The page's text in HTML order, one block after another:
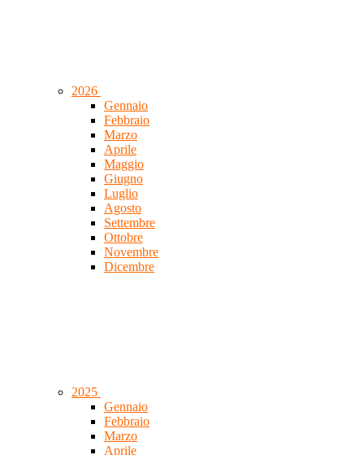
2026
Gennaio
Febbraio
Marzo
Aprile
Maggio
Giugno
Luglio
Agosto
Settembre
Ottobre
Novembre
Dicembre
2025
Gennaio
Febbraio
Marzo
Aprile